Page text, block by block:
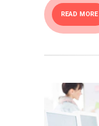
READ MORE